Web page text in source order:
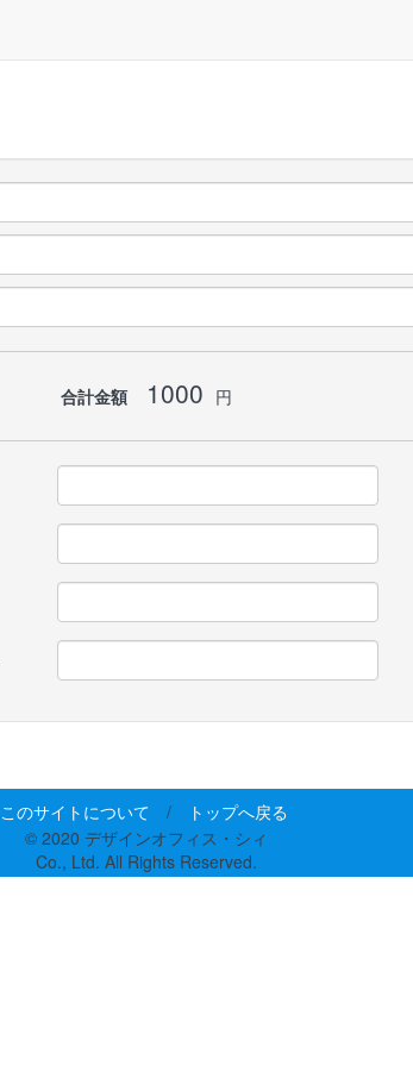
合計金額 1000 円
このサイトについて /
トップへ戻る
© 2020 デザインオフィス・シィ
Co., Ltd. All Rights Reserved.